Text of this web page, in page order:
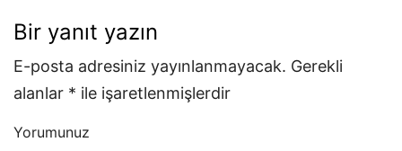
Bir yanıt yazın
E-posta adresiniz yayınlanmayacak. Gerekli
alanlar * ile işaretlenmişlerdir
Yorumunuz